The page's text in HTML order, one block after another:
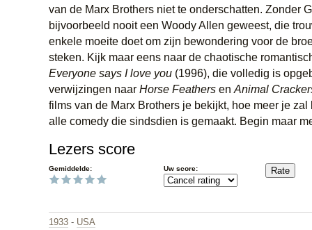
van de Marx Brothers niet te onderschatten. Zonder
bijvoorbeeld nooit een Woody Allen geweest, die
enkele moeite doet om zijn bewondering voor de
steken. Kijk maar eens naar de chaotische
Everyone says I love you (1996), die volledig is
verwijzingen naar Horse Feathers en Animal
films van de Marx Brothers je bekijkt, hoe meer je zal
alle comedy die sindsdien is gemaakt. Begin maar
Lezers score
Gemiddelde: Uw score:
1933 - USA